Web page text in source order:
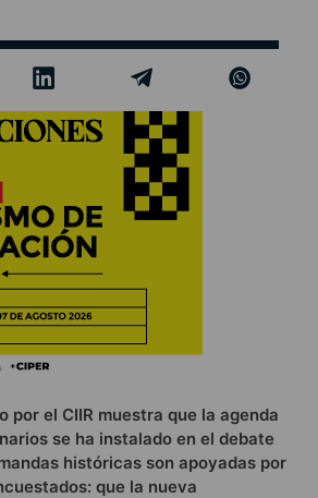
por el CIIR muestra que la agenda
se ha instalado en el debate
históricas son apoyadas por
que la nueva